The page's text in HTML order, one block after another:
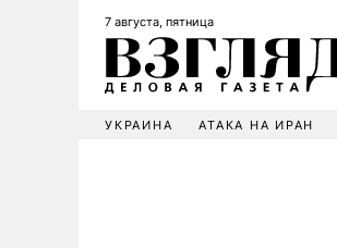
7 августа, пятница
УКРАИНА АТАКА НА ИРАН